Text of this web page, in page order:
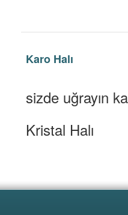
Karo Halı
sizde uğrayın
Kristal Halı